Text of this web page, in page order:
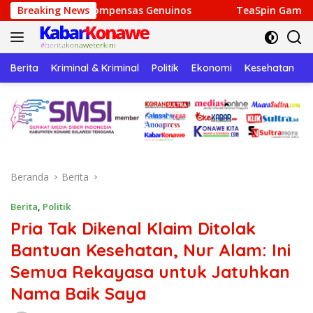
Langsung
ke
konten
Breaking News
Genuinos TeaSpin Gaming: Your Personal
Berita Kriminal & Kriminal Politik Ekonomi Kesehatan
Beranda Berita
Berita, Politik
Pria Tak Dikenal Klaim Ditolak
Bantuan Kesehatan, Nur Alam: Ini
Semua Rekayasa untuk Jatuhkan
Nama Baik Saya